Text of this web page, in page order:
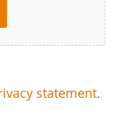
statement.